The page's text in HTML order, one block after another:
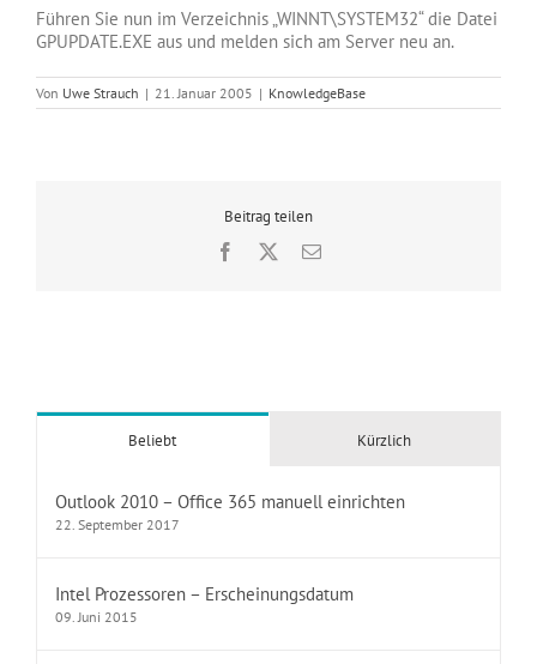
Führen Sie nun im Verzeichnis „WINNT\SYSTEM32“ die Datei
GPUPDATE.EXE aus und melden sich am Server neu an.
Von Uwe Strauch | 21. Januar 2005 | KnowledgeBase
Beitrag teilen
Facebook
E-
Beliebt Kürzlich
Outlook 2010 – Office 365 manuell einrichten
22. September 2017
Intel Prozessoren – Erscheinungsdatum
09. Juni 2015